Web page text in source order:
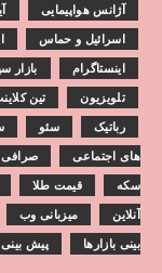
آژانس هواپیمایی
اسرائیل و حماس
اینستاگرام بازار
تلویزیون تین
رباتیک سئو
های اجتماعی صرافی
سکه قیمت طلا
آنلاین میزبانی وب
بینی بازارها پیش